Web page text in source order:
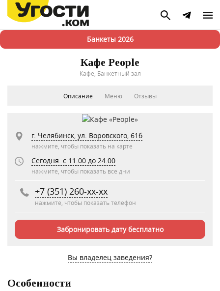
Банкеты 2026
Кафе People
Кафе, Банкетный зал
Описание Меню Отзывы
г. Челябинск, ул. Воровского, 61б
нажмите, чтобы показать на карте
Сегодня: c 11:00 до 24:00
нажмите, чтобы показать все дни
+7 (351) 260-xx-xx
нажмите, чтобы показать телефон
Забронировать дату бесплатно
Вы владелец заведения?
Особенности